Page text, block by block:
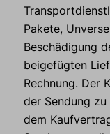
Pakete,
Beschädigung
beigefügten
Rechnung. Der
der Sendung
dem